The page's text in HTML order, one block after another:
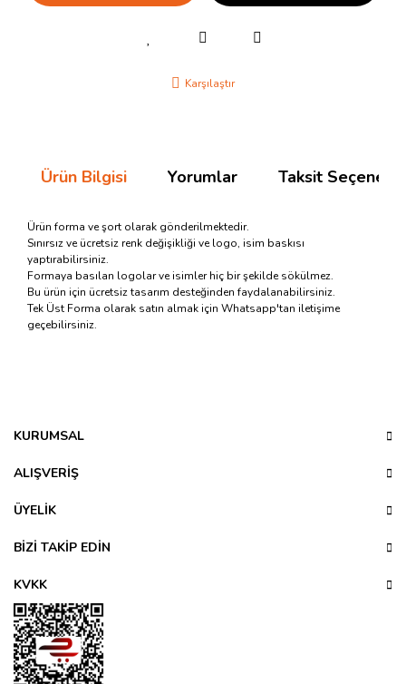
Karşılaştır
Ürün Bilgisi Yorumlar Taksit
Ürün forma ve şort olarak gönderilmektedir.
Sınırsız ve ücretsiz renk değişikliği ve logo, isim baskısı
yaptırabilirsiniz.
Formaya basılan logolar ve isimler hiç bir şekilde sökülmez.
Bu ürün için ücretsiz tasarım desteğinden faydalanabilirsiniz.
Tek Üst Forma olarak satın almak için Whatsapp'tan iletişime
geçebilirsiniz.
Ürün resmi kalitesiz, bozuk veya görüntülenemiyor.
Ürün fiyatı diğer sitelerden daha pahalı.
KURUMSAL
ALIŞVERİŞ
ÜYELİK
BİZİ TAKİP EDİN
KVKK